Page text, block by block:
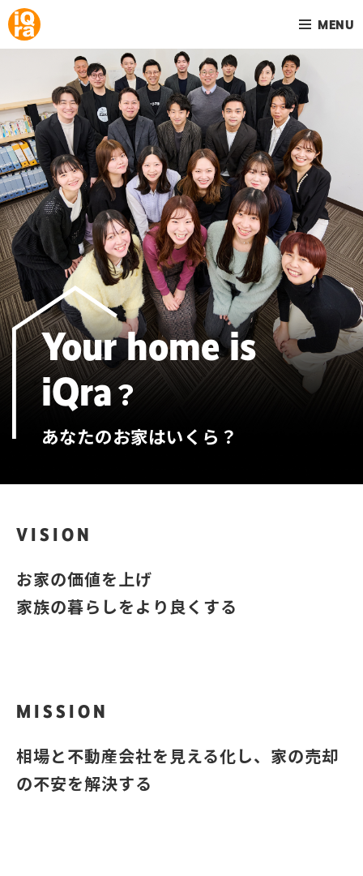
MENU
Your home is
iQra？
あなたのお家はいくら？
VISION
お家の価値を上げ
家族の暮らしをより良くする
MISSION
相場と不動産会社を見える化し、家の売却
の不安を解決する